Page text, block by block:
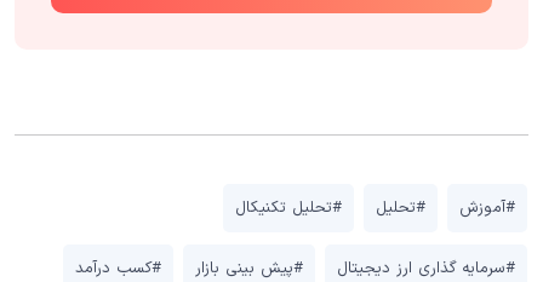
#آموزش #تحلیل #تحلیل تکنیکال
#سرمایه گذاری ارز دیجیتال #پیش بینی بازار #کسب درآمد